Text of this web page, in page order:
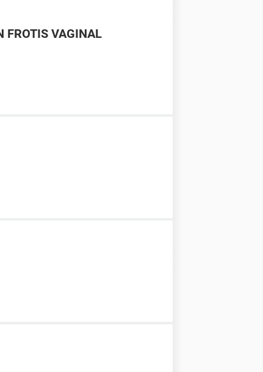
FROTIS VAGINAL